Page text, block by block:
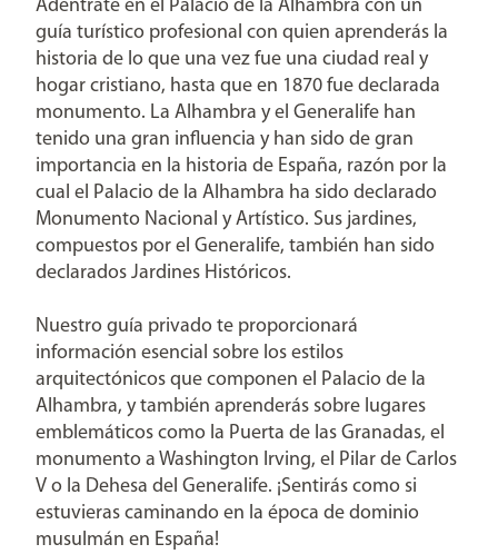
Adéntrate en el Palacio de la Alhambra con un
guía turístico profesional con quien aprenderás la
historia de lo que una vez fue una ciudad real y
hogar cristiano, hasta que en 1870 fue declarada
monumento. La Alhambra y el Generalife han
tenido una gran influencia y han sido de gran
importancia en la historia de España, razón por la
cual el Palacio de la Alhambra ha sido declarado
Monumento Nacional y Artístico. Sus jardines,
compuestos por el Generalife, también han sido
declarados Jardines Históricos.
Nuestro guía privado te proporcionará
información esencial sobre los estilos
arquitectónicos que componen el Palacio de la
Alhambra, y también aprenderás sobre lugares
emblemáticos como la Puerta de las Granadas, el
monumento a Washington Irving, el Pilar de Carlos
V o la Dehesa del Generalife. ¡Sentirás como si
estuvieras caminando en la época de dominio
musulmán en España!